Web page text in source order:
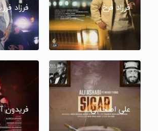
فرزاد فرخ فرزاد
علی اصحابی فریدون